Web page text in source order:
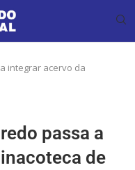
integrar acervo da
passa a
de